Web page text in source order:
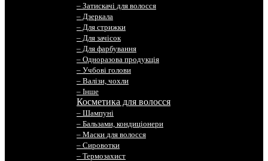
– Затискачі для волосся
– Дзеркала
– Для стрижки
– Для зачісок
– Для фарбування
– Одноразова продукція
– Учбові голови
– Валізи, чохли
– Інше
Косметика для волосся
– Шампуні
– Бальзами, кондиціонери
– Маски для волосся
– Сировотки
– Термозахист